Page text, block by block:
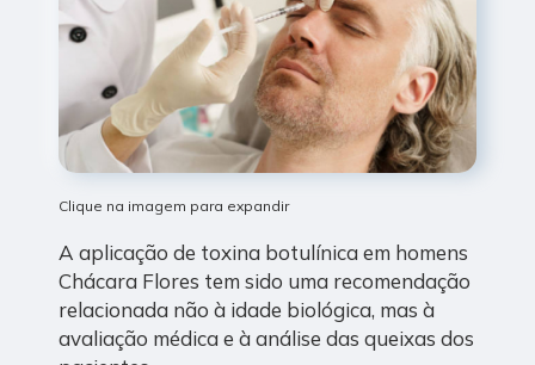
Clique na imagem para expandir
A aplicação de toxina botulínica em homens
Chácara Flores tem sido uma recomendação
relacionada não à idade biológica, mas à
avaliação médica e à análise das queixas dos